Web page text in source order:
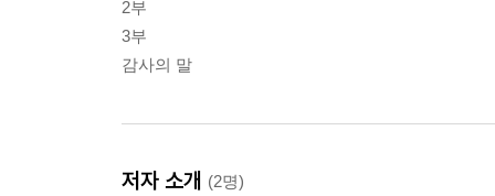
2부
3부
감사의 말
저자 소개 (2명)